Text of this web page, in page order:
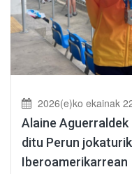
2026(e)ko ekainak
Alaine
ditu Perun
Iberoamerikarrean